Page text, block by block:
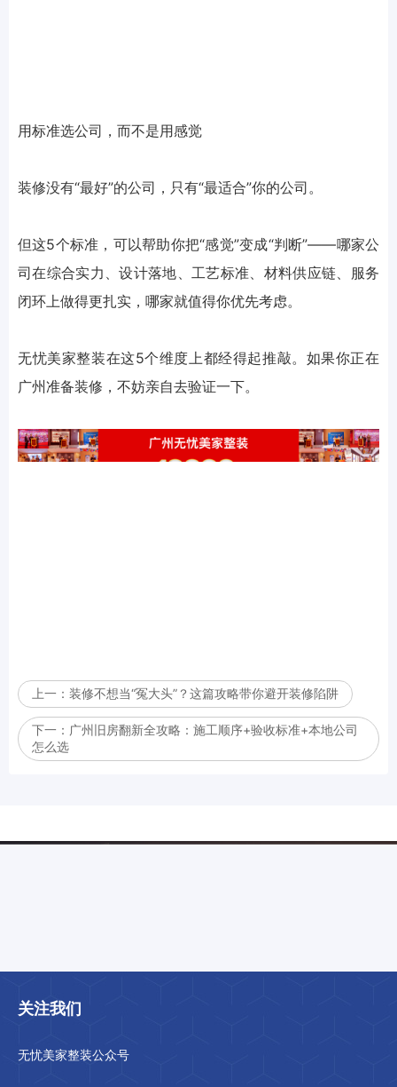
用标准选公司，而不是用感觉
装修没有“最好”的公司，只有“最适合”你的公司。
但这5个标准，可以帮助你把“感觉”变成“判断”——哪家公
司在综合实力、设计落地、工艺标准、材料供应链、服务
闭环上做得更扎实，哪家就值得你优先考虑。
无忧美家整装在这5个维度上都经得起推敲。如果你正在
广州准备装修，不妨亲自去验证一下。
上一： 装修不想当“冤大头”？这篇攻略带你避开装修陷阱
下一： 广州旧房翻新全攻略：施工顺序+验收标准+本地公司
怎么选
关注我们
无忧美家整装公众号